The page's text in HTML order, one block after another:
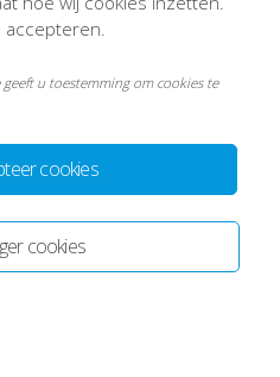
cookies
cookies
accepteren.
u toestemming om cookies te